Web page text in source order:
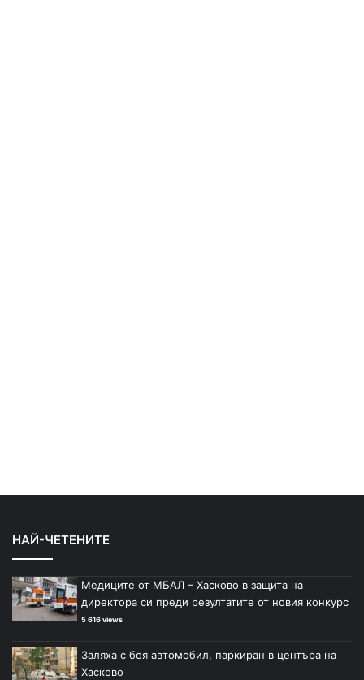
НАЙ-ЧЕТЕНИТЕ
Медиците от МБАЛ – Хасково в защита на
директора си преди резултатите от новия конкурс
5 616 views
Заляха с боя автомобил, паркиран в центъра на
Хасково